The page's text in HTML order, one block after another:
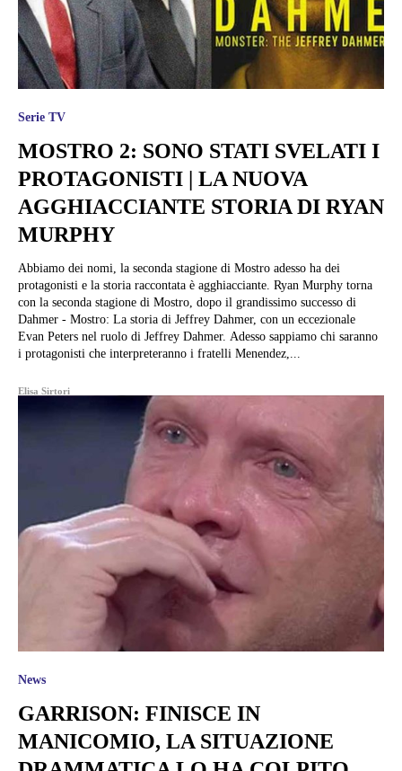
Serie TV
MOSTRO 2: SONO STATI SVELATI I
PROTAGONISTI | LA NUOVA
AGGHIACCIANTE STORIA DI RYAN
MURPHY
Abbiamo dei nomi, la seconda stagione di Mostro adesso ha dei
protagonisti e la storia raccontata è agghiacciante. Ryan Murphy torna
con la seconda stagione di Mostro, dopo il grandissimo successo di
Dahmer - Mostro: La storia di Jeffrey Dahmer, con un eccezionale
Evan Peters nel ruolo di Jeffrey Dahmer. Adesso sappiamo chi saranno
i protagonisti che interpreteranno i fratelli Menendez,...
Elisa Sirtori
News
GARRISON: FINISCE IN
MANICOMIO, LA SITUAZIONE